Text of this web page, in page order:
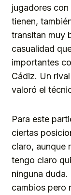
jugadores
tienen,
transitan muy
casualidad
importantes
Cádiz. Un
valoró el
Para este
ciertas
claro, aunque
tengo claro
ninguna
cambios pero